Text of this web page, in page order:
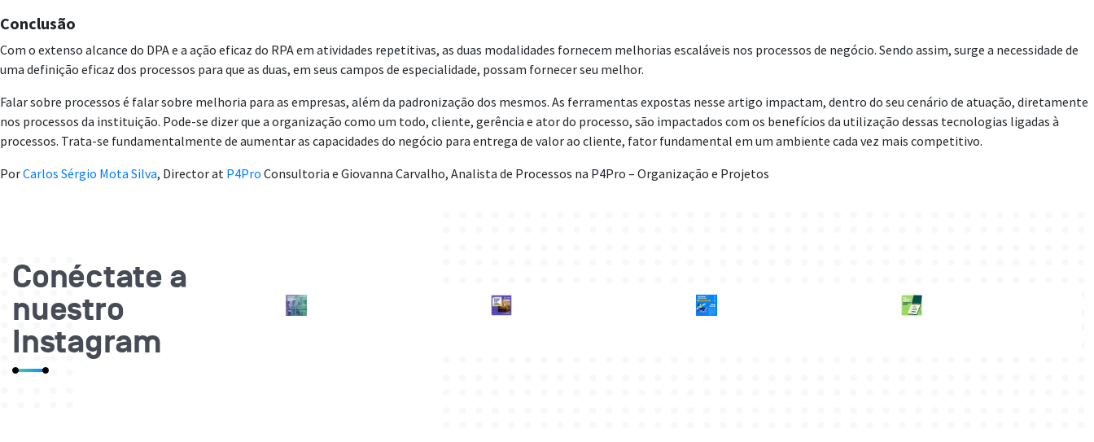
Conclusão
Com o extenso alcance do DPA e a ação eficaz do RPA em atividades repetitivas, as duas modalidades fornecem melhorias escaláveis nos processos de negócio. Sendo assim, surge a necessidade de
uma definição eficaz dos processos para que as duas, em seus campos de especialidade, possam fornecer seu melhor.
Falar sobre processos é falar sobre melhoria para as empresas, além da padronização dos mesmos. As ferramentas expostas nesse artigo impactam, dentro do seu cenário de atuação, diretamente
nos processos da instituição. Pode-se dizer que a organização como um todo, cliente, gerência e ator do processo, são impactados com os benefícios da utilização dessas tecnologias ligadas à
processos. Trata-se fundamentalmente de aumentar as capacidades do negócio para entrega de valor ao cliente, fator fundamental em um ambiente cada vez mais competitivo.
PorCarlos Sérgio Mota Silva, Director at P4Pro Consultoria e Giovanna Carvalho, Analista de Processos na P4Pro – Organização e Projetos
Conéctate a
nuestro
Instagram